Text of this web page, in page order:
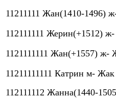
11211111 Жан(1410-1496)
112111111 Жерин(+1512)
1121111111 Жан(+1557) ж-
11211111111 Катрин м-
112111112 Жанна(1440-